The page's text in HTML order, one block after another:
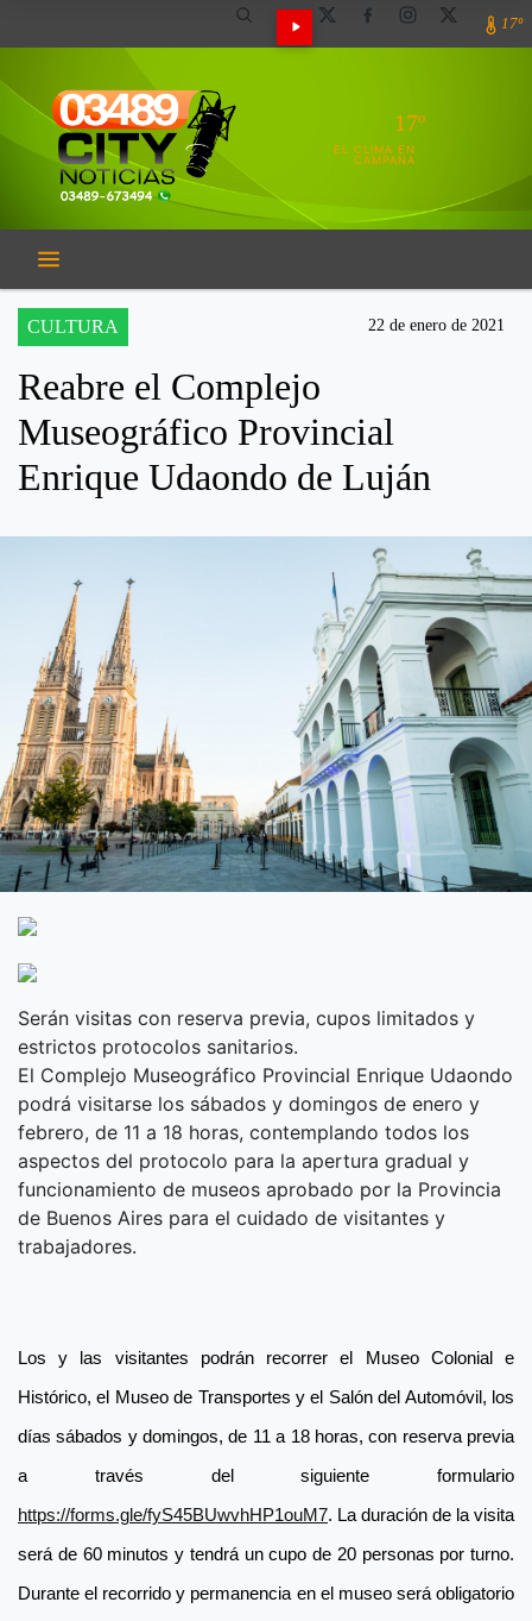
17º
17º
EL CLIMA EN
CAMPANA
CULTURA 22 de enero de 2021
Reabre el Complejo
Museográfico Provincial
Enrique Udaondo de Luján
Serán visitas con reserva previa, cupos limitados y
estrictos protocolos sanitarios.
El Complejo Museográfico Provincial Enrique Udaondo
podrá visitarse los sábados y domingos de enero y
febrero, de 11 a 18 horas, contemplando todos los
aspectos del protocolo para la apertura gradual y
funcionamiento de museos aprobado por la Provincia
de Buenos Aires para el cuidado de visitantes y
trabajadores.
Los y las visitantes podrán recorrer el Museo Colonial e
Histórico, el Museo de Transportes y el Salón del Automóvil, los
días sábados y domingos, de 11 a 18 horas, con reserva previa
a través del siguiente formulario
https://forms.gle/fyS45BUwvhHP1ouM7. La duración de la visita
será de 60 minutos y tendrá un cupo de 20 personas por turno.
Durante el recorrido y permanencia en el museo será obligatorio